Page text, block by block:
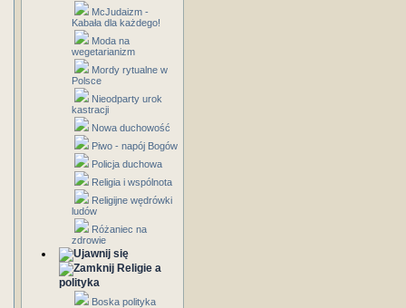
McJudaizm -
Kabała dla każdego!
Moda na
wegetarianizm
Mordy rytualne w
Polsce
Nieodparty urok
kastracji
Nowa duchowość
Piwo - napój Bogów
Policja duchowa
Religia i wspólnota
Religijne wędrówki
ludów
Różaniec na
zdrowie
Religie a
polityka
Boska polityka